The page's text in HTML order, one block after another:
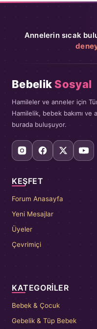
Annelerin sıcak
Bebelik Sosyal
Hamileler ve anneler için
Hamilelik, bebek bakımı ve
burada buluşuyor.
KEŞFET
Forum Anasayfa
Yeni Mesajlar
Üyeler
Çevrimiçi
KATEGORILER
Bebek & Çocuk
Gebelik & Tüp Bebek